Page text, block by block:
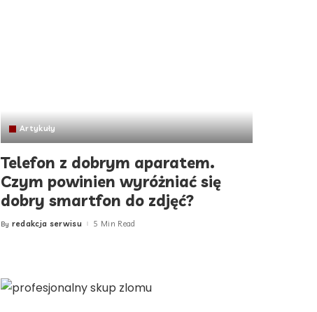
Artykuły
Telefon z dobrym aparatem.
Czym powinien wyróżniać się
dobry smartfon do zdjęć?
Posted
By redakcja serwisu 5 Min Read